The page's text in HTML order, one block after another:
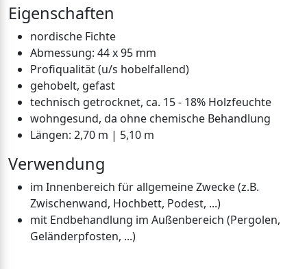
Eigenschaften
nordische Fichte
Abmessung: 44 x 95 mm
Profiqualität (u/s hobelfallend)
gehobelt, gefast
technisch getrocknet, ca. 15 - 18% Holzfeuchte
wohngesund, da ohne chemische Behandlung
Längen: 2,70 m | 5,10 m
Verwendung
im Innenbereich für allgemeine Zwecke (z.B.
Zwischenwand, Hochbett, Podest, ...)
mit Endbehandlung im Außenbereich (Pergolen,
Geländerpfosten, ...)